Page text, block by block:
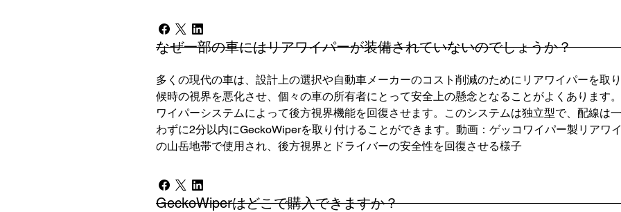
なぜ一部の車にはリアワイパーが装備されていないのでしょうか？
多くの現代の車は、設計上の選択や自動車メーカーのコスト削減のためにリアワイパーを取
候時の視界を悪化させ、個々の車の所有者にとって安全上の懸念となることがよくあります
ワイパーシステムによって後方視界機能を回復させます。このシステムは独立型で、配線は
わずに2分以内にGeckoWiperを取り付けることができます。動画：ゲッコワイパー製リアワ
の山岳地帯で使用され、後方視界とドライバーの安全性を回復させる様子
GeckoWiperはどこで購入できますか？